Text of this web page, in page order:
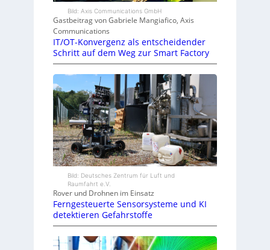
Bild: Axis Communications GmbH
Gastbeitrag von Gabriele Mangiafico, Axis
Communications
IT/OT-Konvergenz als entscheidender
Schritt auf dem Weg zur Smart Factory
Bild: Deutsches Zentrum für Luft und
Raumfahrt e.V.
Rover und Drohnen im Einsatz
Ferngesteuerte Sensorsysteme und KI
detektieren Gefahrstoffe